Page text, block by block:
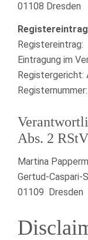
01108 Dresden
Registereintrag:
Eintragung im
Registergericht:
Abs. 2 RStV
Martina
Gertud-Caspari-
01109 Dresden